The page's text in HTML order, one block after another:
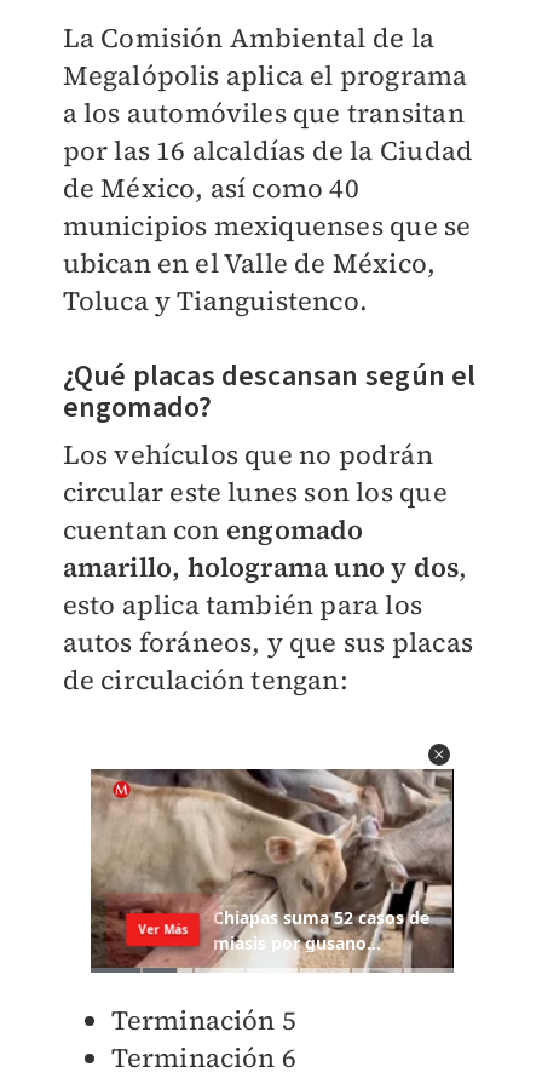
La Comisión Ambiental de la
Megalópolis aplica el programa
a los automóviles que transitan
por las 16 alcaldías de la Ciudad
de México, así como 40
municipios mexiquenses que se
ubican en el Valle de México,
Toluca y Tianguistenco.
¿Qué placas descansan según el
engomado?
Los vehículos que no podrán
circular este lunes son los que
cuentan con engomado
amarillo, holograma uno y dos,
esto aplica también para los
autos foráneos, y que sus placas
de circulación tengan:
Terminación 5
Terminación 6